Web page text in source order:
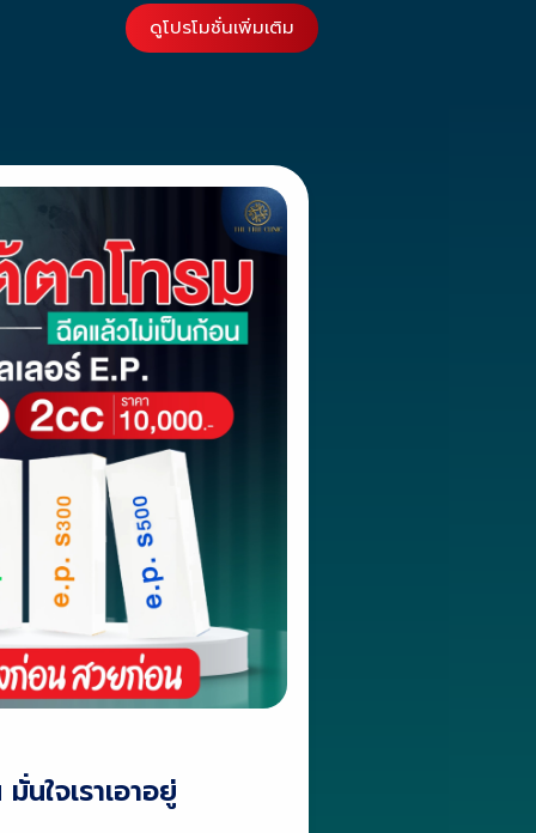
ดูโปรโมชั่นเพิ่มเติม
นใจเราเอาอยู่